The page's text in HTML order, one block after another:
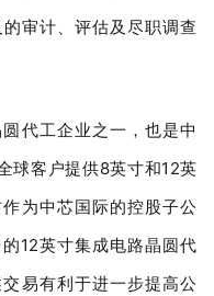
审计、评估及尽职调查
代工企业之一，也是中
球客户提供8英寸和12英
为中芯国际的控股子公
12英寸集成电路晶圆代
易有利于进一步提高公